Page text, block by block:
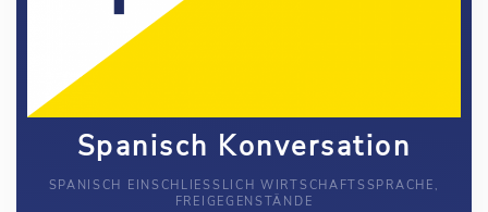
Spanisch Konversation
SPANISCH EINSCHLIESSLICH WIRTSCHAFTSSPRACHE, F
REIGEGENSTÄNDE